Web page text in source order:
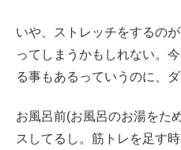
いや、ストレッチをするの
ってしまうかもしれない。
る事もあるっていうのに、
お風呂前(お風呂のお湯をた
スしてるし。筋トレを足す時